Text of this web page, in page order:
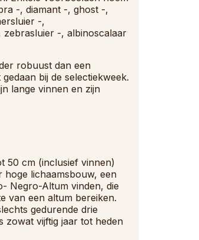
-, diamant -, ghost -,
-,
-, albinoscalaar
robuust dan een
bij de selectiekweek.
lange vinnen en zijn
50 cm (inclusief vinnen)
hoge lichaamsbouw, een
Negro-Altum vinden, die
van een altum bereiken.
gedurende drie
zowat vijftig jaar tot heden